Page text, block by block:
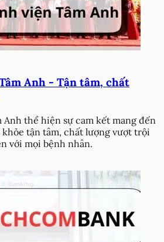
Anh - Tận tâm, chất
Anh thể hiện sự cam kết mang đến
tận tâm, chất lượng vượt trội
với mọi bệnh nhân.